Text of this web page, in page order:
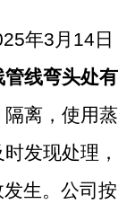
年3月 14
管线弯头处
隔离 ，使用
发现处理
生。公司